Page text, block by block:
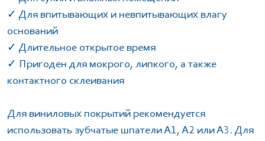
✓ Для впитывающих и невпитывающих влагу
оснований
✓ Длительное открытое время
✓ Пригоден для мокрого, липкого, а также
контактного склеивания
Для виниловых покрытий рекомендуется
использовать зубчатые шпатели А1, А2 или А3. Для